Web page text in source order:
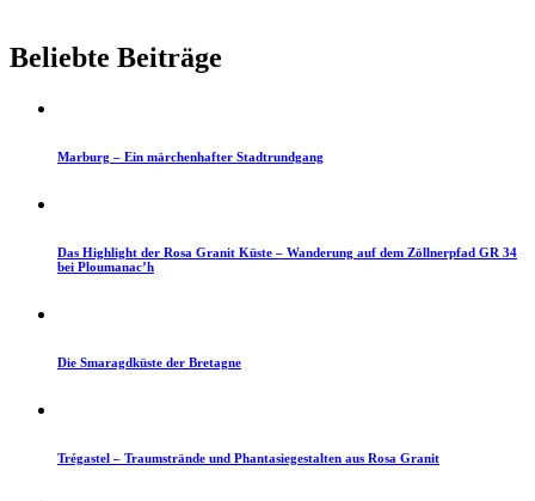
Beliebte Beiträge
Marburg – Ein märchenhafter Stadtrundgang
Das Highlight der Rosa Granit Küste – Wanderung auf dem Zöllnerpfad GR 34
bei Ploumanac’h
Die Smaragdküste der Bretagne
Trégastel – Traumstrände und Phantasiegestalten aus Rosa Granit